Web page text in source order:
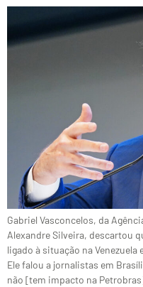
Gabriel Vasconcelos, da
Alexandre Silveira, descartou
ligado à situação na
Ele falou a jornalistas em
não [tem impacto na